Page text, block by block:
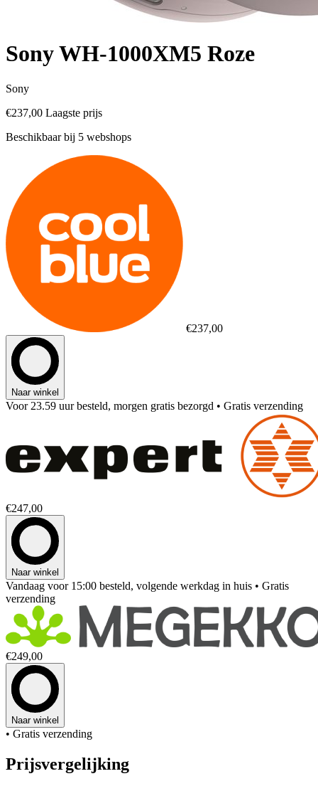
Sony WH-1000XM5 Roze
Sony
€237,00 Laagste prijs
Beschikbaar bij 5 webshops
€237,00
Naar winkel
Voor 23.59 uur besteld, morgen gratis bezorgd • Gratis verzending
€247,00
Naar winkel
Vandaag voor 15:00 besteld, volgende werkdag in huis • Gratis
verzending
€249,00
Naar winkel
• Gratis verzending
Prijsvergelijking